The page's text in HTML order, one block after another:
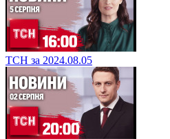
ТСН за 2024.08.05